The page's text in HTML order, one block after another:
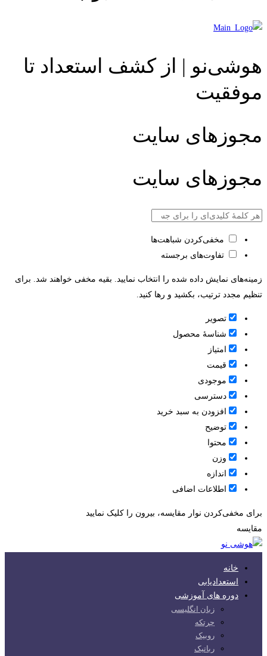
هوشی‌نو | از کشف استعداد تا
موفقیت
مجوزهای سایت
مجوزهای سایت
مخفی‌کردن شباهت‌ها
تفاوت‌های برجسته
زمینه‌های نمایش داده شده را انتخاب نمایید. بقیه مخفی خواهند شد. برای
تنظیم مجدد ترتیب، بکشید و رها کنید.
تصویر
شناسۀ محصول
امتیاز
قيمت
موجودی
دسترسی
افزودن به سبد خرید
توضیح
محتوا
وزن
اندازه
اطلاعات اضافی
برای مخفی‌کردن نوار مقایسه، بیرون را کلیک نمایید
مقایسه
خانه
استعدادیابی
دوره های آموزشی
زبان انگلیسی
چرتکه
روبیک
رباتیک